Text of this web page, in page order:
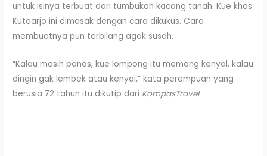
untuk isinya terbuat dari tumbukan kacang tanah. Kue khas
Kutoarjo ini dimasak dengan cara dikukus. Cara
membuatnya pun terbilang agak susah.
“Kalau masih panas, kue lompong itu memang kenyal, kalau
dingin gak lembek atau kenyal,” kata perempuan yang
berusia 72 tahun itu dikutip dari KompasTravel.